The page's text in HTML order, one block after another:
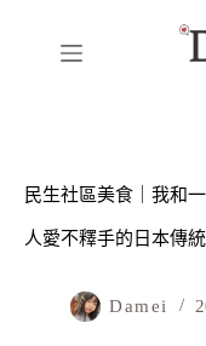
民生社區美食｜我和
人愛不釋手的日本傳
Damei